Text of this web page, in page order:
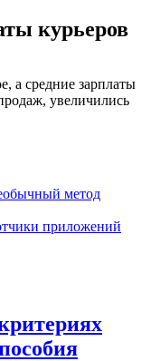
курьеров
а средние зарплаты
увеличились
метод
приложений